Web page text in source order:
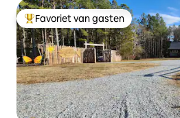
Topfavoriet van gasten
Favoriet van gasten